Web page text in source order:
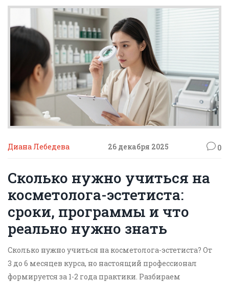
Диана Лебедева 26 декабря 2025 0
Сколько нужно учиться на
косметолога-эстетиста:
сроки, программы и что
реально нужно знать
Сколько нужно учиться на косметолога-эстетиста? От
3 до 6 месяцев курса, но настоящий профессионал
формируется за 1-2 года практики. Разбираем